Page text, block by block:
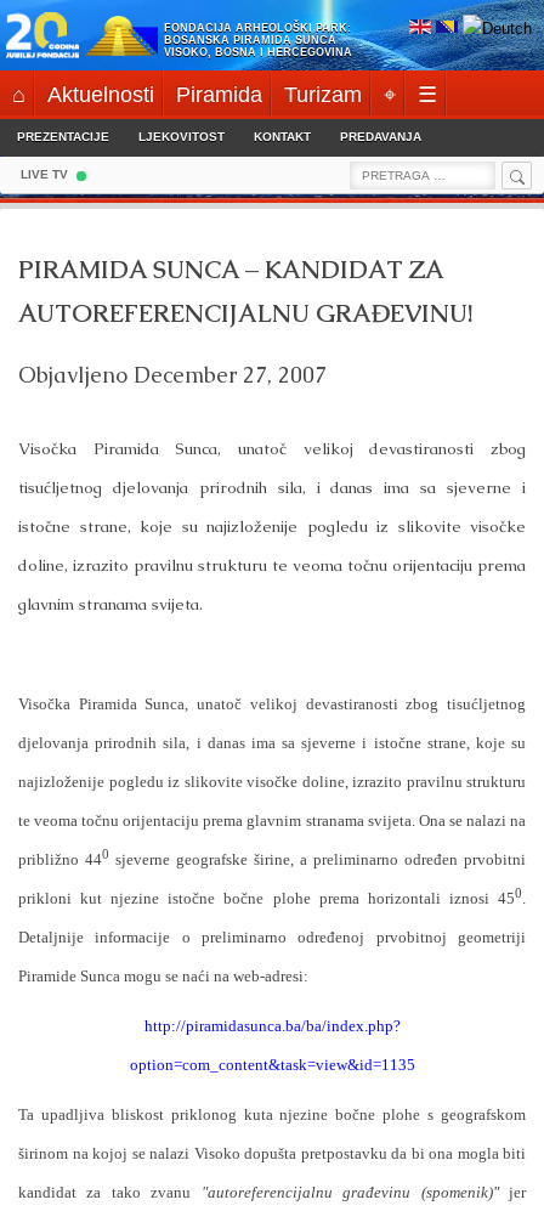
Skip
to
content
FONDACIJA ARHEOLOŠKI PARK:
BOSANSKA PIRAMIDA SUNCA
VISOKO, BOSNA I HERCEGOVINA
⌂ Aktuelnosti Piramida Turizam ⌖ ☰
PREZENTACIJE LJEKOVITOST KONTAKT PREDAVANJA
LIVE TV
Search
for:
PIRAMIDA SUNCA – KANDIDAT ZA
AUTOREFERENCIJALNU GRAĐEVINU!
Objavljeno December 27, 2007
Visočka Piramida Sunca, unatoč velikoj devastiranosti zbog
tisućljetnog djelovanja prirodnih sila, i danas ima sa sjeverne i
istočne strane, koje su najizloženije pogledu iz slikovite visočke
doline, izrazito pravilnu strukturu te veoma točnu orijentaciju prema
glavnim stranama svijeta.
Visočka Piramida Sunca, unatoč velikoj devastiranosti zbog tisućljetnog
djelovanja prirodnih sila, i danas ima sa sjeverne i istočne strane, koje su
najizloženije pogledu iz slikovite visočke doline, izrazito pravilnu strukturu
te veoma točnu orijentaciju prema glavnim stranama svijeta. Ona se nalazi na
približno 440 sjeverne geografske širine, a preliminarno određen prvobitni
prikloni kut njezine istočne bočne plohe prema horizontali iznosi 450
Detaljnije informacije o preliminarno određenoj prvobitnoj geometriji
Piramide Sunca mogu se naći na web-adresi:
http://piramidasunca.ba/ba/index.php?
option=com_content&task=view&id=1135
Ta upadljiva bliskost priklonog kuta njezine bočne plohe s geografskom
širinom na kojoj se nalazi Visoko dopušta pretpostavku da bi ona mogla biti
kandidat za tako zvanu "autoreferencijalnu građevinu (spomenik)"jer